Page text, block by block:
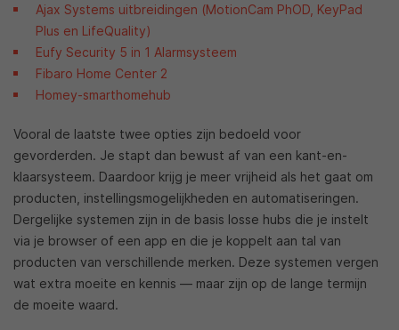
Ajax Systems uitbreidingen (MotionCam PhOD, KeyPad
Plus en LifeQuality)
Eufy Security 5 in 1 Alarmsysteem
Fibaro Home Center 2
Homey-smarthomehub
Vooral de laatste twee opties zijn bedoeld voor
gevorderden. Je stapt dan bewust af van een kant-en-
klaarsysteem. Daardoor krijg je meer vrijheid als het gaat om
producten, instellingsmogelijkheden en automatiseringen.
Dergelijke systemen zijn in de basis losse hubs die je instelt
via je browser of een app en die je koppelt aan tal van
producten van verschillende merken. Deze systemen vergen
wat extra moeite en kennis — maar zijn op de lange termijn
de moeite waard.